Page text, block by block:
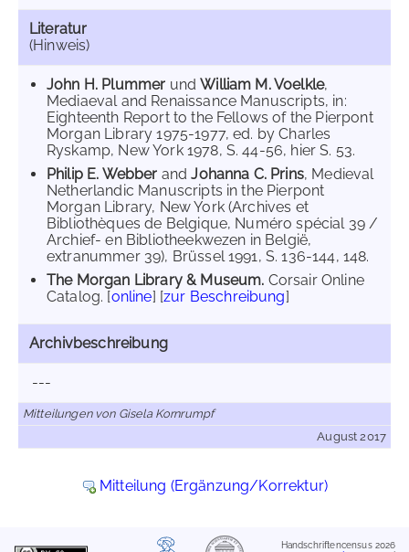
Literatur
(Hinweis)
John H. Plummer undWilliam M. Voelkle,
Mediaeval and Renaissance Manuscripts, in:
Eighteenth Report to the Fellows of the Pierpont
Morgan Library 1975-1977, ed. by Charles
Ryskamp, New York 1978, S. 44-56, hier S. 53.
Philip E. Webber andJohanna C. Prins, Medieval
Netherlandic Manuscripts in the Pierpont
Morgan Library, New York (Archives et
Bibliothèques de Belgique, Numéro spécial 39 /
Archief- en Bibliotheekwezen in België,
extranummer 39), Brüssel 1991, S. 136-144, 148.
The Morgan Library & Museum. Corsair Online
Catalog. [online] [zur Beschreibung]
Archivbeschreibung
---
Mitteilungen von Gisela Kornrumpf
August 2017
Mitteilung (Ergänzung/Korrektur)
Handschriftencensus 2026